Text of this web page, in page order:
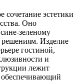
сочетание эстетики
Оно
зеленому
Изделие
гостиной,
и
лежит
обеспечивающий